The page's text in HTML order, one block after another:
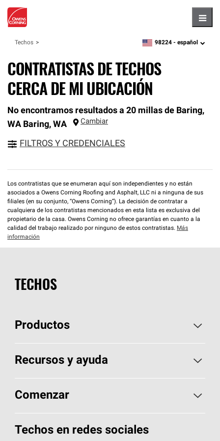
Techos zipcode,language
98224 - español
CONTRATISTAS DE TECHOS
CERCA DE MI UBICACIÓN
No encontramos resultados a 20 millas de Baring,
WA Baring, WA Cambiar
FILTROS Y CREDENCIALES
Los contratistas que se enumeran aquí son independientes y no están
asociados a Owens Corning Roofing and Asphalt, LLC ni a ninguna de sus
filiales (en su conjunto, “Owens Corning”). La decisión de contratar a
cualquiera de los contratistas mencionados en esta lista es exclusiva del
propietario de la casa. Owens Corning no ofrece garantías en cuanto a la
calidad del trabajo realizado por ninguno de estos contratistas. Más
información
TECHOS
Productos
Elija sus tejas
Encuentre un contratista
Componentes para techos
Recursos y ayuda
Aspectos básicos sobre techos
Herramientas de diseño y color
Comenzar
Llame al 1-800-GET-PINK®
Techos en redes sociales